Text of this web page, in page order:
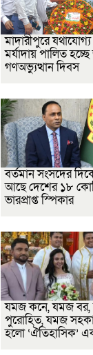
মাদারীপুরে যথাযোগ্য
মর্যাদায় পালিত
গণঅভ্যুত্থান দিবস
বর্তমান সংসদের
আছে দেশের ১৮
ভারপ্রাপ্ত স্পিকার
যমজ কনে, যমজ
পুরোহিত, যমজ
হলো ‘ঐতিহাসিক’